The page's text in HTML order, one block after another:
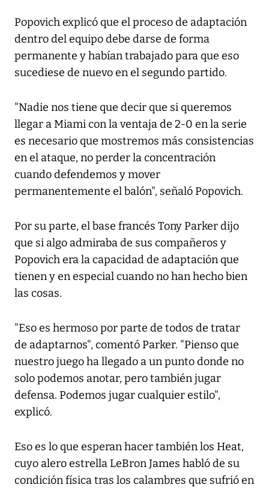
Popovich explicó que el proceso de adaptación
dentro del equipo debe darse de forma
permanente y habían trabajado para que eso
sucediese de nuevo en el segundo partido.
"Nadie nos tiene que decir que si queremos
llegar a Miami con la ventaja de 2-0 en la serie
es necesario que mostremos más consistencias
en el ataque, no perder la concentración
cuando defendemos y mover
permanentemente el balón", señaló Popovich.
Por su parte, el base francés Tony Parker dijo
que si algo admiraba de sus compañeros y
Popovich era la capacidad de adaptación que
tienen y en especial cuando no han hecho bien
las cosas.
"Eso es hermoso por parte de todos de tratar
de adaptarnos", comentó Parker. "Pienso que
nuestro juego ha llegado a un punto donde no
solo podemos anotar, pero también jugar
defensa. Podemos jugar cualquier estilo",
explicó.
Eso es lo que esperan hacer también los Heat,
cuyo alero estrella LeBron James habló de su
condición física tras los calambres que sufrió en